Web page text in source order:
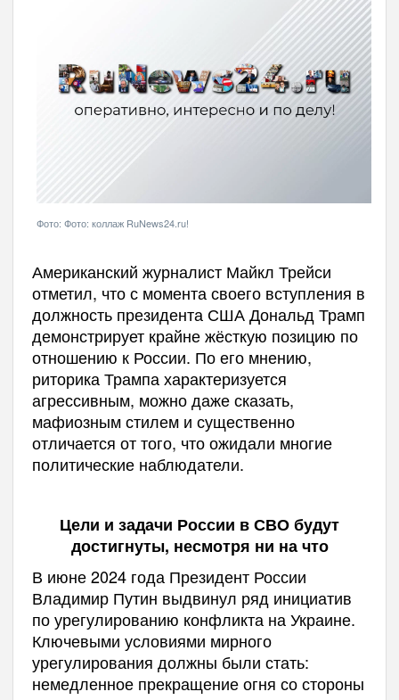
Фото: Фото: коллаж RuNews24.ru!
Американский журналист Майкл Трейси
отметил, что с момента своего вступления в
должность президента США Дональд Трамп
демонстрирует крайне жёсткую позицию по
отношению к России. По его мнению,
риторика Трампа характеризуется
агрессивным, можно даже сказать,
мафиозным стилем и существенно
отличается от того, что ожидали многие
политические наблюдатели.
Цели и задачи России в СВО будут
достигнуты, несмотря ни на что
В июне 2024 года Президент России
Владимир Путин выдвинул ряд инициатив
по урегулированию конфликта на Украине.
Ключевыми условиями мирного
урегулирования должны были стать:
немедленное прекращение огня со стороны